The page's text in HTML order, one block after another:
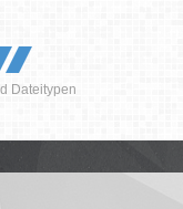
Dateitypen